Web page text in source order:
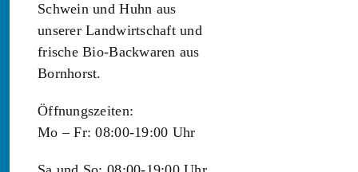
Schwein und Huhn aus
unserer Landwirtschaft und
frische Bio-Backwaren aus
Bornhorst.
Öffnungszeiten:
Mo – Fr: 08:00-19:00 Uhr